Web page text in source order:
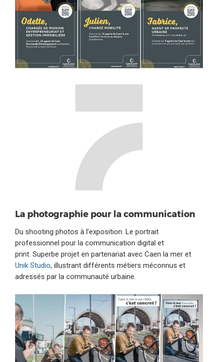
La photographie pour la communication
Du shooting photos à l’exposition. Le portrait
professionnel pour la communication digital et
print. Superbe projet en partenariat avec Caen la mer et
Unik Studio, illustrant différents métiers méconnus et
adressés par la communauté urbaine.